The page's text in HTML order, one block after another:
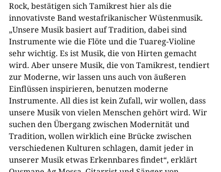
Rock, bestätigen sich Tamikrest hier als die
innovativste Band westafrikanischer Wüstenmusik.
„Unsere Musik basiert auf Tradition, dabei sind
Instrumente wie die Flöte und die Tuareg-Violine
sehr wichtig. Es ist Musik, die von Hirten gemacht
wird. Aber unsere Musik, die von Tamikrest, tendiert
zur Moderne, wir lassen uns auch von äußeren
Einflüssen inspirieren, benutzen moderne
Instrumente. All dies ist kein Zufall, wir wollen, dass
unsere Musik von vielen Menschen gehört wird. Wir
suchen den Übergang zwischen Modernität und
Tradition, wollen wirklich eine Brücke zwischen
verschiedenen Kulturen schlagen, damit jeder in
unserer Musik etwas Erkennbares findet“, erklärt